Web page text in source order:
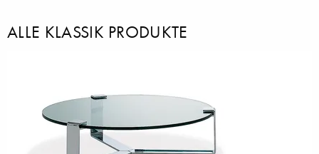
ALLE KLASSIK PRODUKTE